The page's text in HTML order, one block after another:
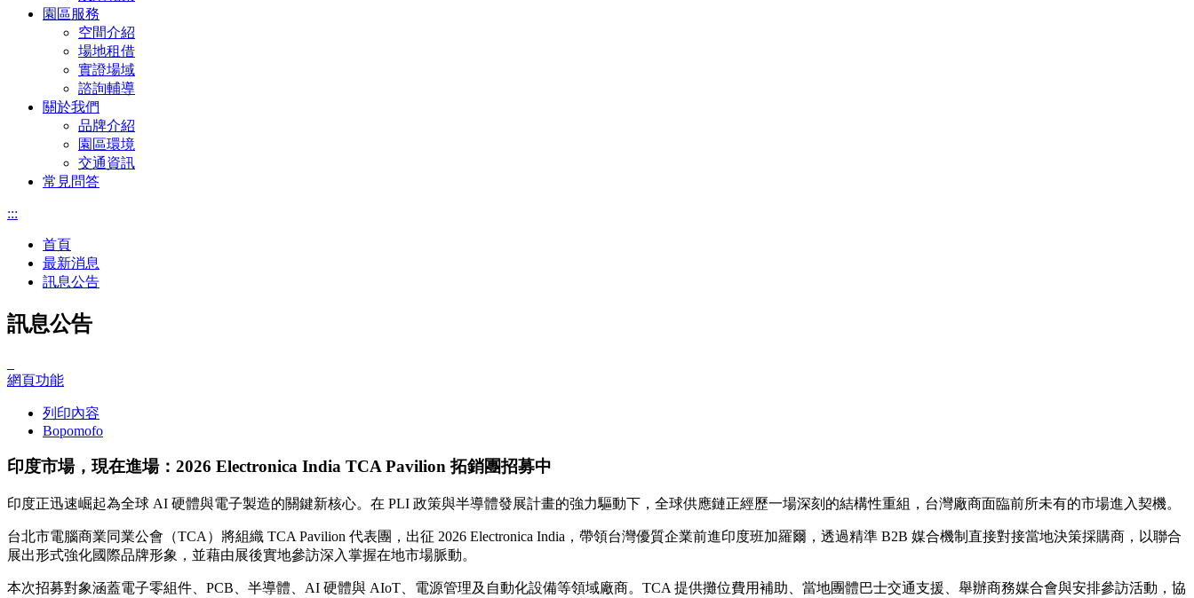
園區服務
空間介紹
場地租借
實證場域
諮詢輔導
關於我們
品牌介紹
園區環境
交通資訊
常見問答
:::
首頁
最新消息
訊息公告
訊息公告
網頁功能
列印內容
Bopomofo
印度市場，現在進場：2026 Electronica India TCA Pavilion 拓銷團招募中
印度正迅速崛起為全球 AI 硬體與電子製造的關鍵新核心。在 PLI 政策與半導體發展計畫的強力驅動下，全球供應鏈正經歷一場深刻的結構性重組，台灣廠商面臨前所未有的市場進入契機。
台北市電腦商業同業公會（TCA）將組織 TCA Pavilion 代表團，出征 2026 Electronica India，帶領台灣優質企業前進印度班加羅爾，透過精準 B2B 媒合機制直接對接當地決策採購商，以聯合
展出形式強化國際品牌形象，並藉由展後實地參訪深入掌握在地市場脈動。
本次招募對象涵蓋電子零組件、PCB、半導體、AI 硬體與 AIoT、電源管理及自動化設備等領域廠商。TCA 提供攤位費用補助、當地團體巴士交通支援、舉辦商務媒合會與安排參訪活動，協